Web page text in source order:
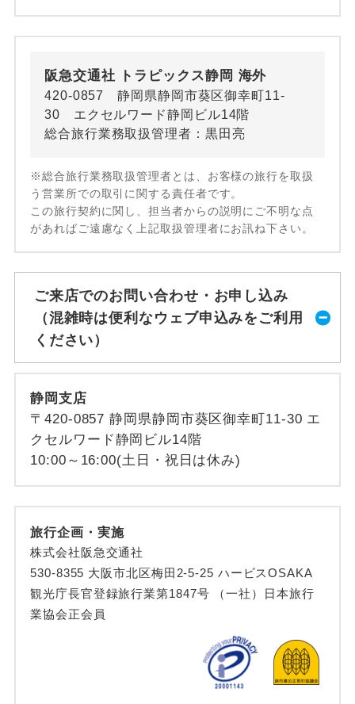
阪急交通社 トラピックス静岡 海外
420-0857 静岡県静岡市葵区御幸町11-
30 エクセルワード静岡ビル14階
総合旅行業務取扱管理者：黒田亮
※総合旅行業務取扱管理者とは、お客様の旅行を取扱
う営業所での取引に関する責任者です。
この旅行契約に関し、担当者からの説明にご不明な点
があればご遠慮なく上記取扱管理者にお訊ね下さい。
ご来店でのお問い合わせ・お申し込み
（混雑時は便利なウェブ申込みをご利用
ください）
静岡支店
〒420-0857 静岡県静岡市葵区御幸町11-30 エ
クセルワード静岡ビル14階
10:00～16:00(土日・祝日は休み)
旅行企画・実施
株式会社阪急交通社
530-8355 大阪市北区梅田2-5-25 ハービスOSAKA
観光庁長官登録旅行業第1847号 （一社）日本旅行
業協会正会員